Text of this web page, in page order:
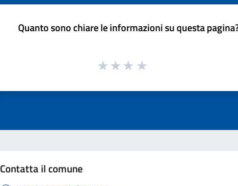
Quanto sono chiare le informazioni su questa
Contatta il comune